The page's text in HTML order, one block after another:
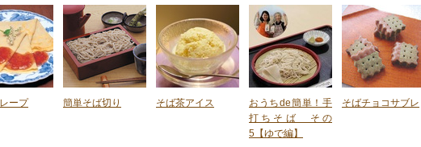
ープ 簡単そば切り そば茶アイス
おうちde簡単！手
打ちそば その
5【ゆで編】
そばチョコサブレ